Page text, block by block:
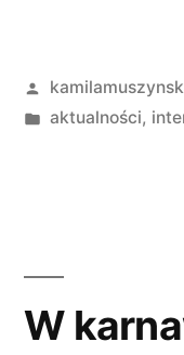
18
lutego
Opublikowane
przez
Opublikowano
aktualności,
W